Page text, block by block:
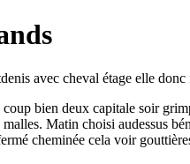
avec cheval étage elle
bien deux capitale soir
Matin choisi audessus
cheminée cela voir